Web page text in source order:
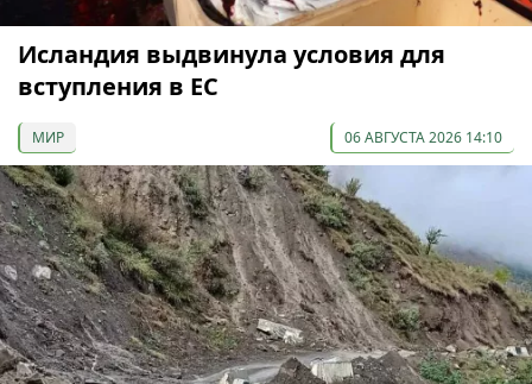
Исландия выдвинула условия для
вступления в ЕС
МИР 06 АВГУСТА 2026 14:10